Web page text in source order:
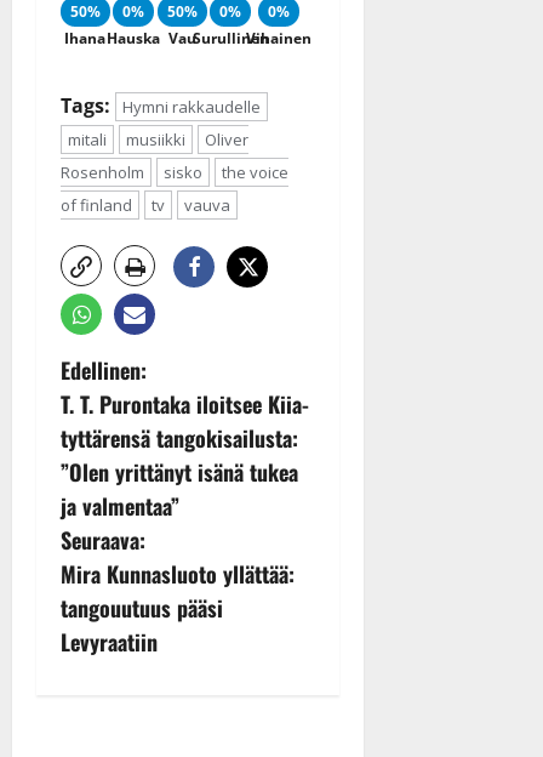
50%
Ihana
0%
Hauska
50%
Vau
0%
Surullinen
0%
Vihainen
Tags:
Hymni rakkaudelle
mitali
musiikki
Oliver
Rosenholm
sisko
the voice
of finland
tv vauva
P
o
s
t
n
a
Edellinen:
T. T. Purontaka iloitsee Kiia-
tyttärensä tangokisailusta:
”Olen yrittänyt isänä tukea
ja valmentaa”
Seuraava:
Mira Kunnasluoto yllättää:
tangouutuus pääsi
Levyraatiin